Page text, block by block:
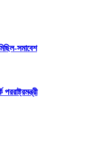
সমাবেশ